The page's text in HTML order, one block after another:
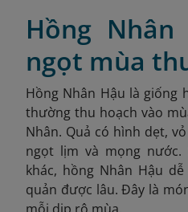
Hồng
ngọt mùa
Hồng Nhân Hậu là giống
thường thu hoạch vào
Nhân. Quả có hình dẹt,
ngọt lịm và mọng
khác, hồng Nhân Hậu
quản được lâu. Đây là
mỗi dịp rộ mùa.